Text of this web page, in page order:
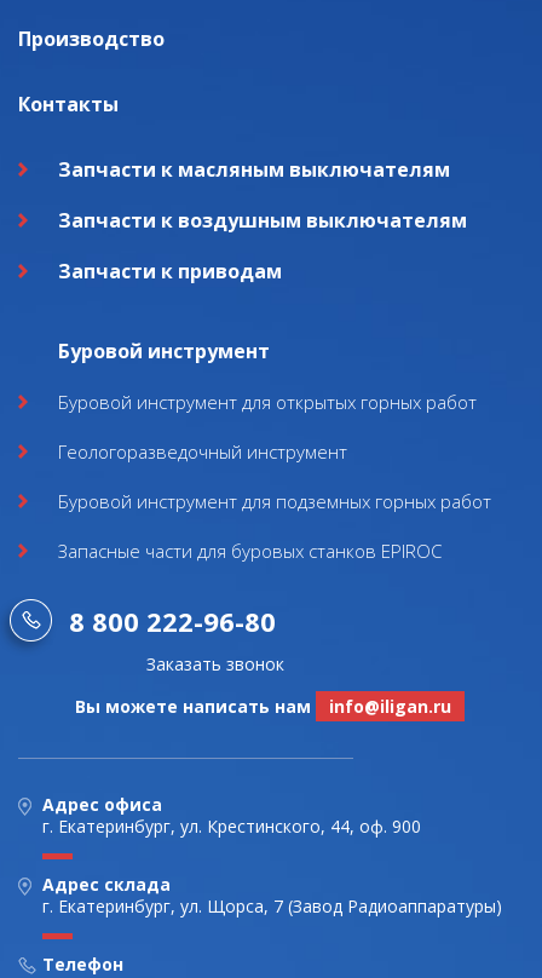
Производство
Контакты
Запчасти к масляным выключателям
Запчасти к воздушным выключателям
Запчасти к приводам
Буровой инструмент
Буровой инструмент для открытых горных работ
Геологоразведочный инструмент
Буровой инструмент для подземных горных работ
Запасные части для буровых станков EPIROC
8 800 222-96-80
Заказать звонок
Вы можете написать нам
info@iligan.ru
Адрес офиса
г. Екатеринбург, ул. Крестинского, 44, оф. 900
Адрес склада
г. Екатеринбург, ул. Щорса, 7 (Завод Радиоаппаратуры)
Телефон